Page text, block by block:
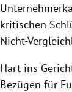
kritischen
Nicht-
Hart ins
Bezügen für